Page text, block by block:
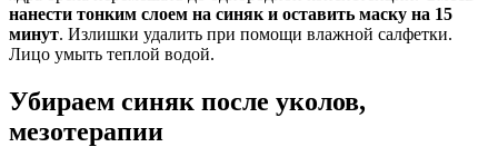
нанести тонким слоем на синяк и оставить маску на 15
минут. Излишки удалить при помощи влажной салфетки.
Лицо умыть теплой водой.
Убираем синяк после уколов,
мезотерапии